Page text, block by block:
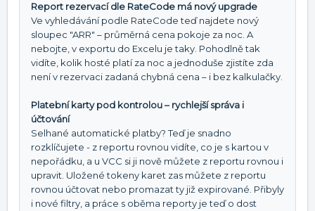
Report rezervací dle RateCode má nový upgrade
Ve vyhledávání podle RateCode teď najdete nový
sloupec "ARR" – průměrná cena pokoje za noc. A
nebojte, v exportu do Excelu je taky. Pohodlně tak
vidíte, kolik hosté platí za noc a jednoduše zjistíte zda
není v rezervaci zadaná chybná cena – i bez kalkulačky.
Platební karty pod kontrolou – rychlejší správa i
účtování
Selhané automatické platby? Teď je snadno
rozklíčujete - z reportu rovnou vidíte, co je s kartou v
nepořádku, a u VCC si ji nově můžete z reportu rovnou i
upravit. Uložené tokeny karet zas můžete z reportu
rovnou účtovat nebo promazat ty již expirované. Přibyly
i nové filtry, a práce s oběma reporty je teď o dost